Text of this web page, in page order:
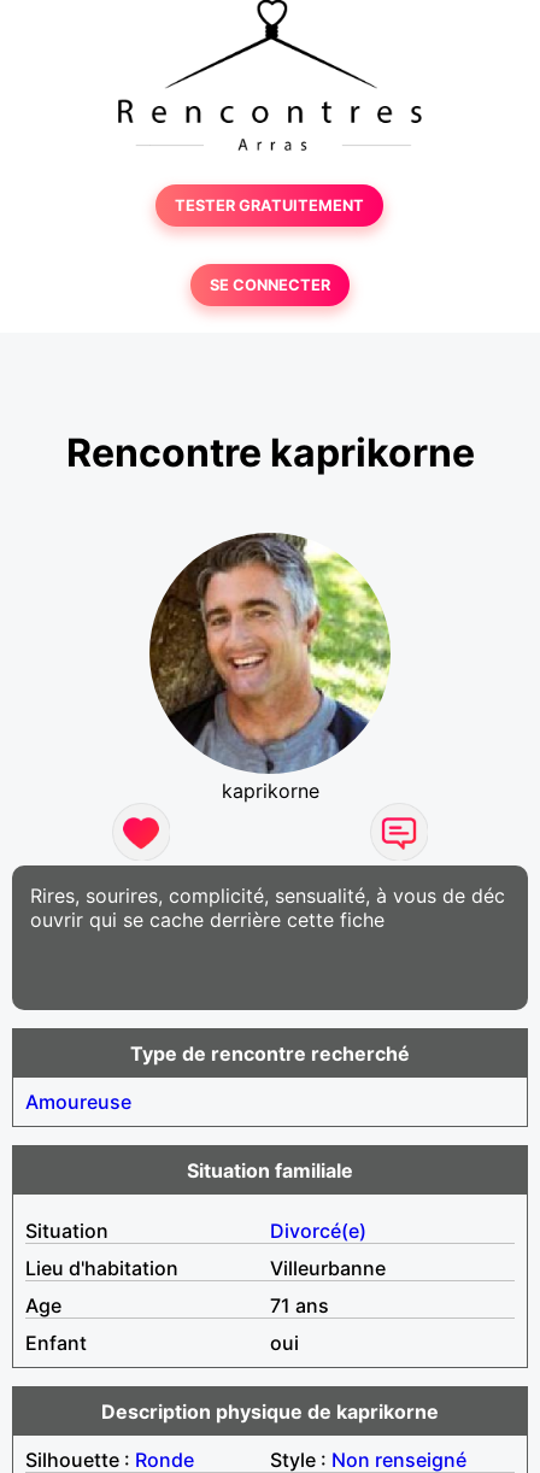
TESTER GRATUITEMENT
SE CONNECTER
Rencontre kaprikorne
kaprikorne
Rires, sourires, complicité, sensualité, à vous de déc
ouvrir qui se cache derrière cette fiche
Type de rencontre recherché
Amoureuse
Situation familiale
Situation
Divorcé(e)
Lieu d'habitation
Villeurbanne
Age
71 ans
Enfant
oui
Description physique de kaprikorne
Silhouette : Ronde Style : Non renseigné